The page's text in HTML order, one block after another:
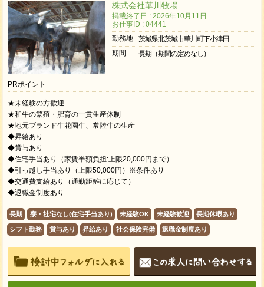
株式会社華川牧場
掲載終了日 : 2026年10月11日
お仕事ID : 04441
勤務地
茨城県北茨城市華川町下小津田
期間
長期（期間の定めなし）
PRポイント
★未経験の方歓迎
★和牛の繁殖・肥育の一貫生産体制
★地元ブランド牛花園牛、常陸牛の生産
◆昇給あり
◆賞与あり
◆住宅手当あり（家賃半額負担:上限20,000円まで）
◆引っ越し手当あり（上限50,000円）※条件あり
◆交通費支給あり（通勤距離に応じて）
◆退職金制度あり
長期 寮・社宅なし(住宅手当あり) 未経験OK 未経験歓迎 長期休暇あり
シフト勤務 賞与あり 昇給あり 社会保険完備 退職金制度あり